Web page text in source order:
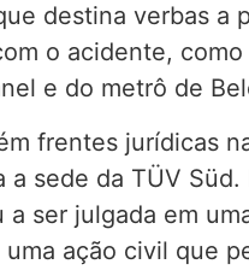
destina verbas a
o acidente, como
e do metrô de
frentes jurídicas
a sede da TÜV Süd.
a ser julgada em
ação civil que